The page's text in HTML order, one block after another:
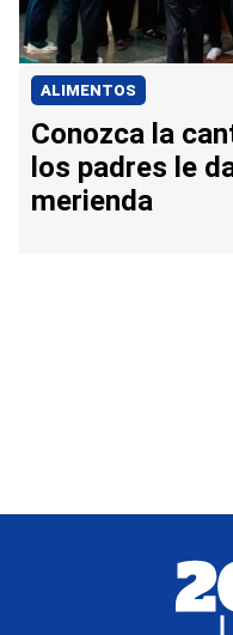
ALIMENTOS
Conozca la
los padres le
merienda